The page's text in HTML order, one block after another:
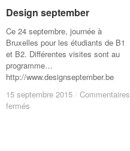
Design september
Ce 24 septembre, journée à
Bruxelles pour les étudiants de B1
et B2. Différentes visites sont au
programme…
http://www.designseptember.be
15 septembre 2015 / Commentaires
fermés
Design september
15 septembre 2015 / Commentaires
fermés